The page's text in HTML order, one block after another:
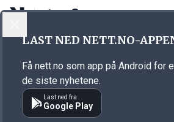
Annonsørinnhold
LAST NED NETT.NO-
Få nett.no som app på Android for
de siste nyhetene.
Last ned fra
Google Play